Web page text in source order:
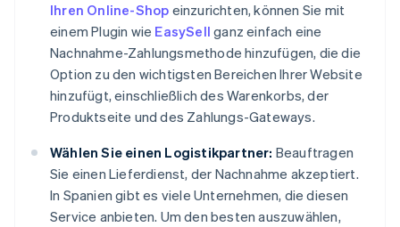
Ihren Online-Shop einzurichten, können Sie mit
einem Plugin wie EasySell ganz einfach eine
Nachnahme-Zahlungsmethode hinzufügen, die die
Option zu den wichtigsten Bereichen Ihrer Website
hinzufügt, einschließlich des Warenkorbs, der
Produktseite und des Zahlungs-Gateways.
Wählen Sie einen Logistikpartner: Beauftragen
Sie einen Lieferdienst, der Nachnahme akzeptiert.
In Spanien gibt es viele Unternehmen, die diesen
Service anbieten. Um den besten auszuwählen,